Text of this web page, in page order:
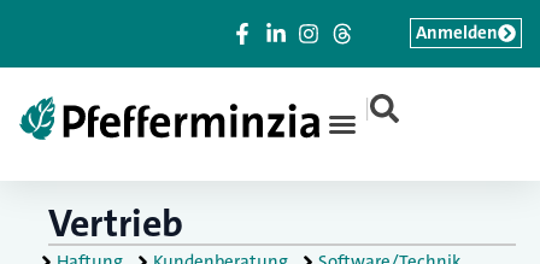
|
Anmelden
Vertrieb